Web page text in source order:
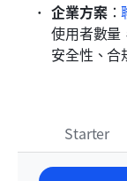
企業方案：
使用者數量
安全性、合
Starter